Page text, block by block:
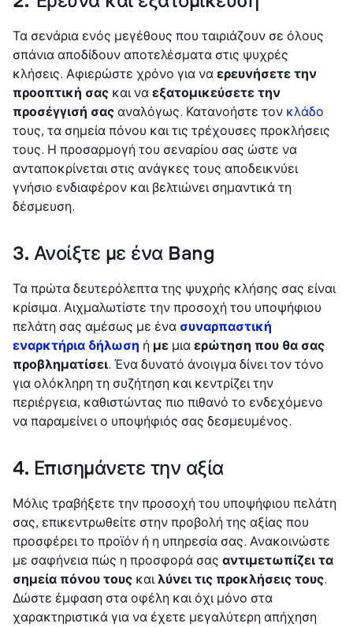
Τα σενάρια ενός μεγέθους που ταιριάζουν σε όλους
σπάνια αποδίδουν αποτελέσματα στις ψυχρές
κλήσεις. Αφιερώστε χρόνο για να ερευνήσετε την
προοπτική σας και να εξατομικεύσετε την
προσέγγισή σας αναλόγως. Κατανοήστε τον κλάδο
τους, τα σημεία πόνου και τις τρέχουσες προκλήσεις
τους. Η προσαρμογή του σεναρίου σας ώστε να
ανταποκρίνεται στις ανάγκες τους αποδεικνύει
γνήσιο ενδιαφέρον και βελτιώνει σημαντικά τη
δέσμευση.
3. Ανοίξτε με ένα Bang
Τα πρώτα δευτερόλεπτα της ψυχρής κλήσης σας είναι
κρίσιμα. Αιχμαλωτίστε την προσοχή του υποψήφιου
πελάτη σας αμέσως με ένα συναρπαστική
εναρκτήρια δήλωση ή με μια ερώτηση που θα σας
προβληματίσει. Ένα δυνατό άνοιγμα δίνει τον τόνο
για ολόκληρη τη συζήτηση και κεντρίζει την
περιέργεια, καθιστώντας πιο πιθανό το ενδεχόμενο
να παραμείνει ο υποψήφιός σας δεσμευμένος.
4. Επισημάνετε την αξία
Μόλις τραβήξετε την προσοχή του υποψήφιου πελάτη
σας, επικεντρωθείτε στην προβολή της αξίας που
προσφέρει το προϊόν ή η υπηρεσία σας. Ανακοινώστε
με σαφήνεια πώς η προσφορά σας αντιμετωπίζει τα
σημεία πόνου τους καιλύνει τις προκλήσεις τους.
Δώστε έμφαση στα οφέλη και όχι μόνο στα
χαρακτηριστικά για να έχετε μεγαλύτερη απήχηση